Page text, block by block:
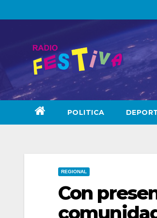
to
POLITICA
REGIONAL
Con